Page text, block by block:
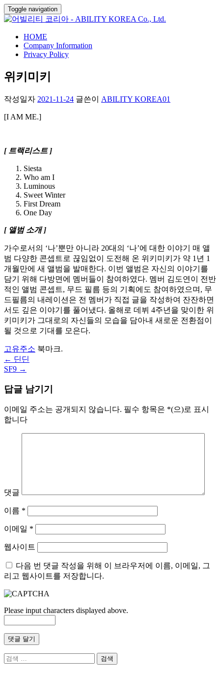
Toggle navigation
HOME
Company Information
Privacy Policy
위키미키
작성일자 2021-11-24 글쓴이 ABILITY KOREA01
[I AM ME.]
[ 트랙리스트 ]
Siesta
Who am I
Luminous
Sweet Winter
First Dream
One Day
[ 앨범 소개 ]
가수로서의 ‘나’뿐만 아니라 20대의 ‘나’에 대한 이야기 매 앨
범 다양한 콘셉트로 끊임없이 도전해 온 위키미키가 약 1년 1
개월만에 새 앨범을 발매한다. 이번 앨범은 자신의 이야기를
담기 위해 다방면에 멤버들이 참여하였다. 멤버 김도연이 전반
적인 앨범 콘셉트, 무드 필름 등의 기획에도 참여하였으며, 무
드필름의 내레이션은 전 멤버가 직접 글을 작성하여 잔잔하면
서도 깊은 이야기를 풀어냈다. 올해로 데뷔 4주년을 맞이한 위
키미키가 그대로의 자신들의 모습을 담아내 새로운 전환점이
될 것으로 기대를 모은다.
고유주소 북마크.
글
비
게
이
← 딘딘
SF9 →
답글 남기기
이메일 주소는 공개되지 않습니다. 필수 항목은 *(으)로 표시
합니다
댓글
이름 *
이메일 *
웹사이트
다음 번 댓글 작성을 위해 이 브라우저에 이름, 이메일, 그
리고 웹사이트를 저장합니다.
Please input characters displayed above.
검